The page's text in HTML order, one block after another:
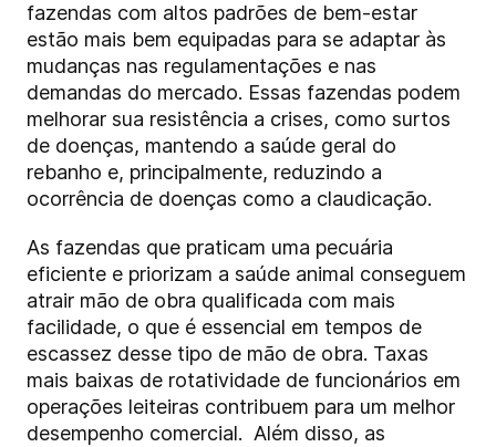
fazendas com altos padrões de bem-estar
estão mais bem equipadas para se adaptar às
mudanças nas regulamentações e nas
demandas do mercado. Essas fazendas podem
melhorar sua resistência a crises, como surtos
de doenças, mantendo a saúde geral do
rebanho e, principalmente, reduzindo a
ocorrência de doenças como a claudicação.
As fazendas que praticam uma pecuária
eficiente e priorizam a saúde animal conseguem
atrair mão de obra qualificada com mais
facilidade, o que é essencial em tempos de
escassez desse tipo de mão de obra. Taxas
mais baixas de rotatividade de funcionários em
operações leiteiras contribuem para um melhor
desempenho comercial. Além disso, as